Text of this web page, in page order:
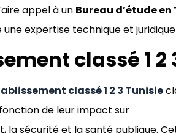
appel à un Bureau d’étude en
expertise technique et
classé 1 2
classé 1 2 3 Tunisie
de leur impact sur
la sécurité et la santé publique.